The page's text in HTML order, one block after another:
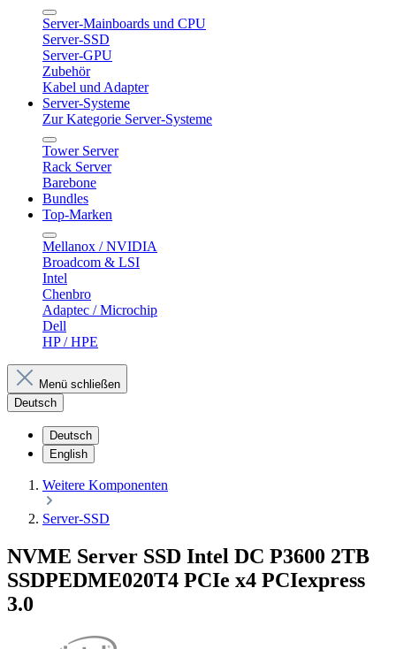
Server-Mainboards und CPU
Server-SSD
Server-GPU
Zubehör
Kabel und Adapter
Server-Systeme
Zur Kategorie Server-Systeme
Tower Server
Rack Server
Barebone
Bundles
Top-Marken
Mellanox / NVIDIA
Broadcom & LSI
Intel
Chenbro
Adaptec / Microchip
Dell
HP / HPE
Menü schließen
Deutsch
Deutsch
English
Weitere Komponenten
Server-SSD
NVME Server SSD Intel DC P3600 2TB
SSDPEDME020T4 PCIe x4 PCIexpress
3.0